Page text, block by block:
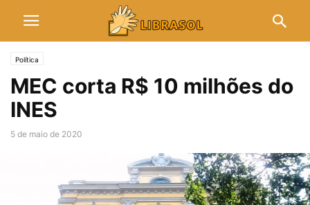
Política
MEC corta R$ 10 milhões do
INES
5 de maio de 2020